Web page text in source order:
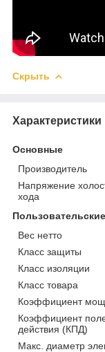
Скрыть
Характеристики
Основные
Производитель
Напряжение
хода
Вес нетто
Класс защиты
Класс изоляции
Класс товара
Коэффициент
Коэффициент
действия (КПД)
Макс. диаметр